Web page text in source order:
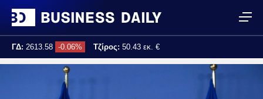
ΓΔ: 2613.58 -0.06% Τζίρος: 50.43 εκ. €
Τελ. ενημέρωση: